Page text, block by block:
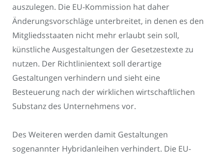
auszulegen. Die EU-Kommission hat daher
Änderungsvorschläge unterbreitet, in denen es den
Mitgliedsstaaten nicht mehr erlaubt sein soll,
künstliche Ausgestaltungen der Gesetzestexte zu
nutzen. Der Richtlinientext soll derartige
Gestaltungen verhindern und sieht eine
Besteuerung nach der wirklichen wirtschaftlichen
Substanz des Unternehmens vor.
Des Weiteren werden damit Gestaltungen
sogenannter Hybridanleihen verhindert. Die EU-